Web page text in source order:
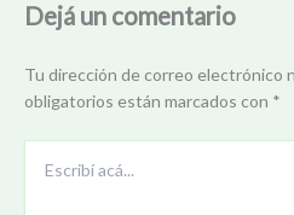
Dejá un comentario
Tu dirección de correo electrónico
obligatorios están marcados con *
acá...